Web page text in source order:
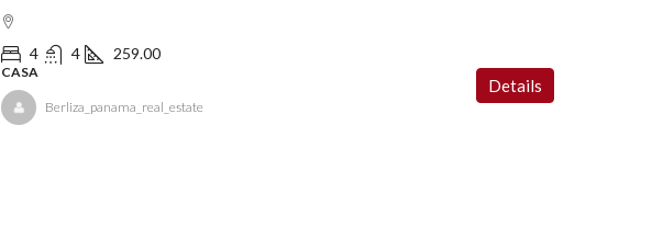
4 4 259.00
CASA
Details
Berliza_panama_real_estate